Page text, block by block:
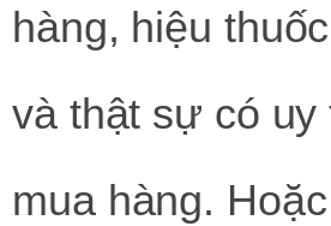
hàng, hiệu
và thật sự có uy
mua hàng.